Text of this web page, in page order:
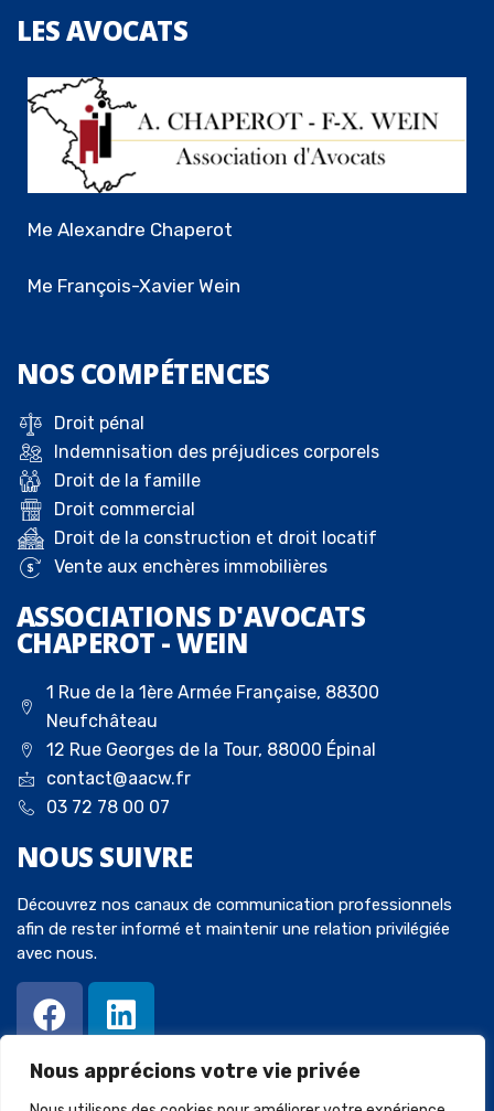
Nous apprécions votre vie privée
LESAVOCATS
Me Alexandre Chaperot
Me François-Xavier Wein
NOS COMPÉTENCES
Droit pénal
Indemnisation des préjudices corporels
Droit de la famille
Droit commercial
Droit de la construction et droit locatif
Vente aux enchères immobilières
ASSOCIATIONS D'AVOCATS
CHAPEROT - WEIN
1 Rue de la 1ère Armée Française, 88300
Neufchâteau
12 Rue Georges de la Tour, 88000 Épinal
contact@aacw.fr
03 72 78 00 07
NOUS SUIVRE
Découvrez nos canaux de communication professionnels
afin de rester informé et maintenir une relation privilégiée
avec nous.